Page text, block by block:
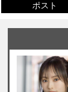
ポスト